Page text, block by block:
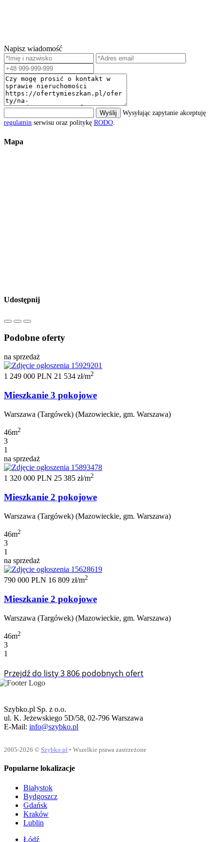
Napisz wiadomość
Wyślij
Wysyłając zapytanie akceptuję
regulamin serwisu oraz politykę RODO.
Mapa
Udostępnij
Podobne oferty
na sprzedaż
1 249 000 PLN 21 534 zł/m2
Mieszkanie 3 pokojowe
Warszawa (Targówek) (Mazowieckie, gm. Warszawa)
46m2
3
1
na sprzedaż
1 320 000 PLN 25 385 zł/m2
Mieszkanie 2 pokojowe
Warszawa (Targówek) (Mazowieckie, gm. Warszawa)
46m2
3
1
na sprzedaż
790 000 PLN 16 809 zł/m2
Mieszkanie 2 pokojowe
Warszawa (Targówek) (Mazowieckie, gm. Warszawa)
46m2
3
1
Przejdź do listy 3 806 podobnych ofert
Szybko.pl Sp. z o.o.
ul. K. Jeżewskiego 5D/58, 02-796 Warszawa
E-Mail: info@szybko.pl
2005-2026 © Szybko.pl • Wszelkie prawa zastrzeżone
Popularne lokalizacje
Białystok
Bydgoszcz
Gdańsk
Kraków
Lublin
Łódź